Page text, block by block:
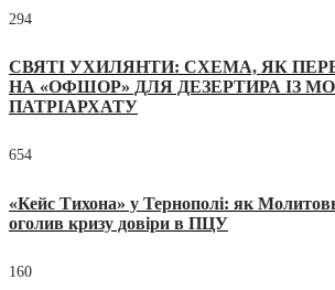
294
СВЯТІ УХИЛЯНТИ: СХЕМА, ЯК
НА «ОФШОР» ДЛЯ ДЕЗЕРТИРА ІЗ
ПАТРІАРХАТУ
654
«Кейс Тихона» у Тернополі: як
оголив кризу довіри в ПЦУ
160